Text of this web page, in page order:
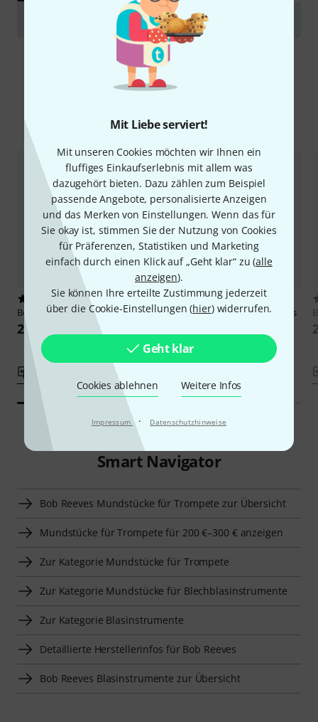
Mit Liebe serviert!
Mit unseren Cookies möchten wir Ihnen ein
fluffiges Einkaufserlebnis mit allem was
dazugehört bieten. Dazu zählen zum Beispiel
passende Angebote, personalisierte Anzeigen
und das Merken von Einstellungen. Wenn das für
Sie okay ist, stimmen Sie der Nutzung von Cookies
für Präferenzen, Statistiken und Marketing
einfach durch einen Klick auf „Geht klar“ zu (alle
anzeigen).
Sie können Ihre erteilte Zustimmung jederzeit
über die Cookie-Einstellungen (hier) widerrufen.
Geht klar
Cookies ablehnen Weitere Infos
Impressum · Datenschutzhinweise
Mundstücke für Metallblasinstrumente
Alternativen vergleichen
10
Bob Reeves Trumpet 42 /SV 692s
249 €
2
Bob Reeves Trumpet 41 / S 692s
Smart Navigator
Bob Reeves Mundstücke für Trompete zur Übersicht
Mundstücke für Trompete für 200 €–300 € anzeigen
Zur Kategorie Mundstücke für Trompete
Zur Kategorie Mundstücke für Blechblasinstrumente
Zur Kategorie Blasinstrumente
Detaillierte Herstellerinfos für Bob Reeves
Bob Reeves Blasinstrumente zur Übersicht